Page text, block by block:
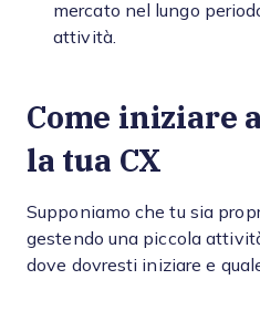
mercato nel lungo
attività.
Come iniziare
la tua CX
Supponiamo che tu sia
gestendo una piccola
dove dovresti iniziare e